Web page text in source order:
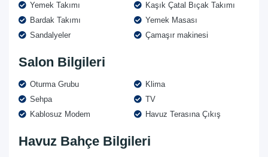
Yemek Takımı
Kaşık Çatal Bıçak Takımı
Bardak Takımı
Yemek Masası
Sandalyeler
Çamaşır makinesi
Salon Bilgileri
Oturma Grubu
Klima
Sehpa
TV
Kablosuz Modem
Havuz Terasına Çıkış
Havuz Bahçe Bilgileri